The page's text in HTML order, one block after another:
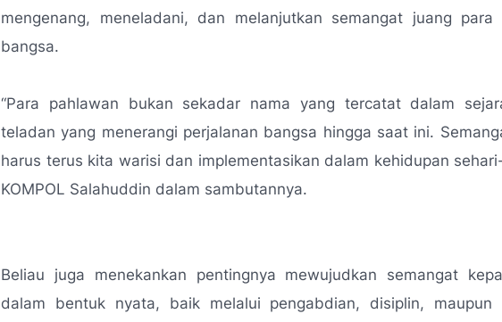
mengenang, meneladani, dan melanjutkan semangat juang para
bangsa.
“Para pahlawan bukan sekadar nama yang tercatat dalam
teladan yang menerangi perjalanan bangsa hingga saat ini.
harus terus kita warisi dan implementasikan dalam kehidupan
KOMPOL Salahuddin dalam sambutannya.
Beliau juga menekankan pentingnya mewujudkan semangat
dalam bentuk nyata, baik melalui pengabdian, disiplin, maupun